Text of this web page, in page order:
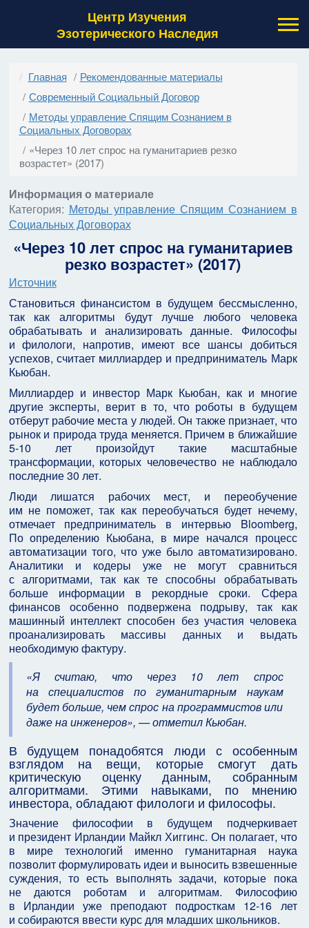
Центр Изучения
Эзотерического Наследия
Главная
Рекомендованные материалы
Современный Социальный Договор
Методы управление Спящим Сознанием в
Социальных Договорах
«Через 10 лет спрос на гуманитариев резко
возрастет» (2017)
Информация о материале
Категория: Методы управление Спящим Сознанием в
Социальных Договорах
«Через 10 лет спрос на гуманитариев
резко возрастет» (2017)
Источник
Становиться финансистом в будущем бессмысленно,
так как алгоритмы будут лучше любого человека
обрабатывать и анализировать данные. Философы
и филологи, напротив, имеют все шансы добиться
успехов, считает миллиардер и предприниматель Марк
Кьюбан.
Миллиардер и инвестор Марк Кьюбан, как и многие
другие эксперты, верит в то, что роботы в будущем
отберут рабочие места у людей. Он также признает, что
рынок и природа труда меняется. Причем в ближайшие
5-10 лет произойдут такие масштабные
трансформации, которых человечество не наблюдало
последние 30 лет.
Люди лишатся рабочих мест, и переобучение
им не поможет, так как переобучаться будет нечему,
отмечает предприниматель в интервью Bloomberg,
По определению Кьюбана, в мире начался процесс
автоматизации того, что уже было автоматизировано.
Аналитики и кодеры уже не могут сравниться
с алгоритмами, так как те способны обрабатывать
больше информации в рекордные сроки. Сфера
финансов особенно подвержена подрыву, так как
машинный интеллект способен без участия человека
проанализировать массивы данных и выдать
необходимую фактуру.
«Я считаю, что через 10 лет спрос
на специалистов по гуманитарным наукам
будет больше, чем спрос на программистов или
даже на инженеров», — отметил Кьюбан.
В будущем понадобятся люди с особенным
взглядом на вещи, которые смогут дать
критическую оценку данным, собранным
алгоритмами. Этими навыками, по мнению
инвестора, обладают филологи и философы.
Значение философии в будущем подчеркивает
и президент Ирландии Майкл Хиггинс. Он полагает, что
в мире технологий именно гуманитарная наука
позволит формулировать идеи и выносить взвешенные
суждения, то есть выполнять задачи, которые пока
не даются роботам и алгоритмам. Философию
в Ирландии уже преподают подросткам 12-16 лет
и собираются ввести курс для младших школьников.